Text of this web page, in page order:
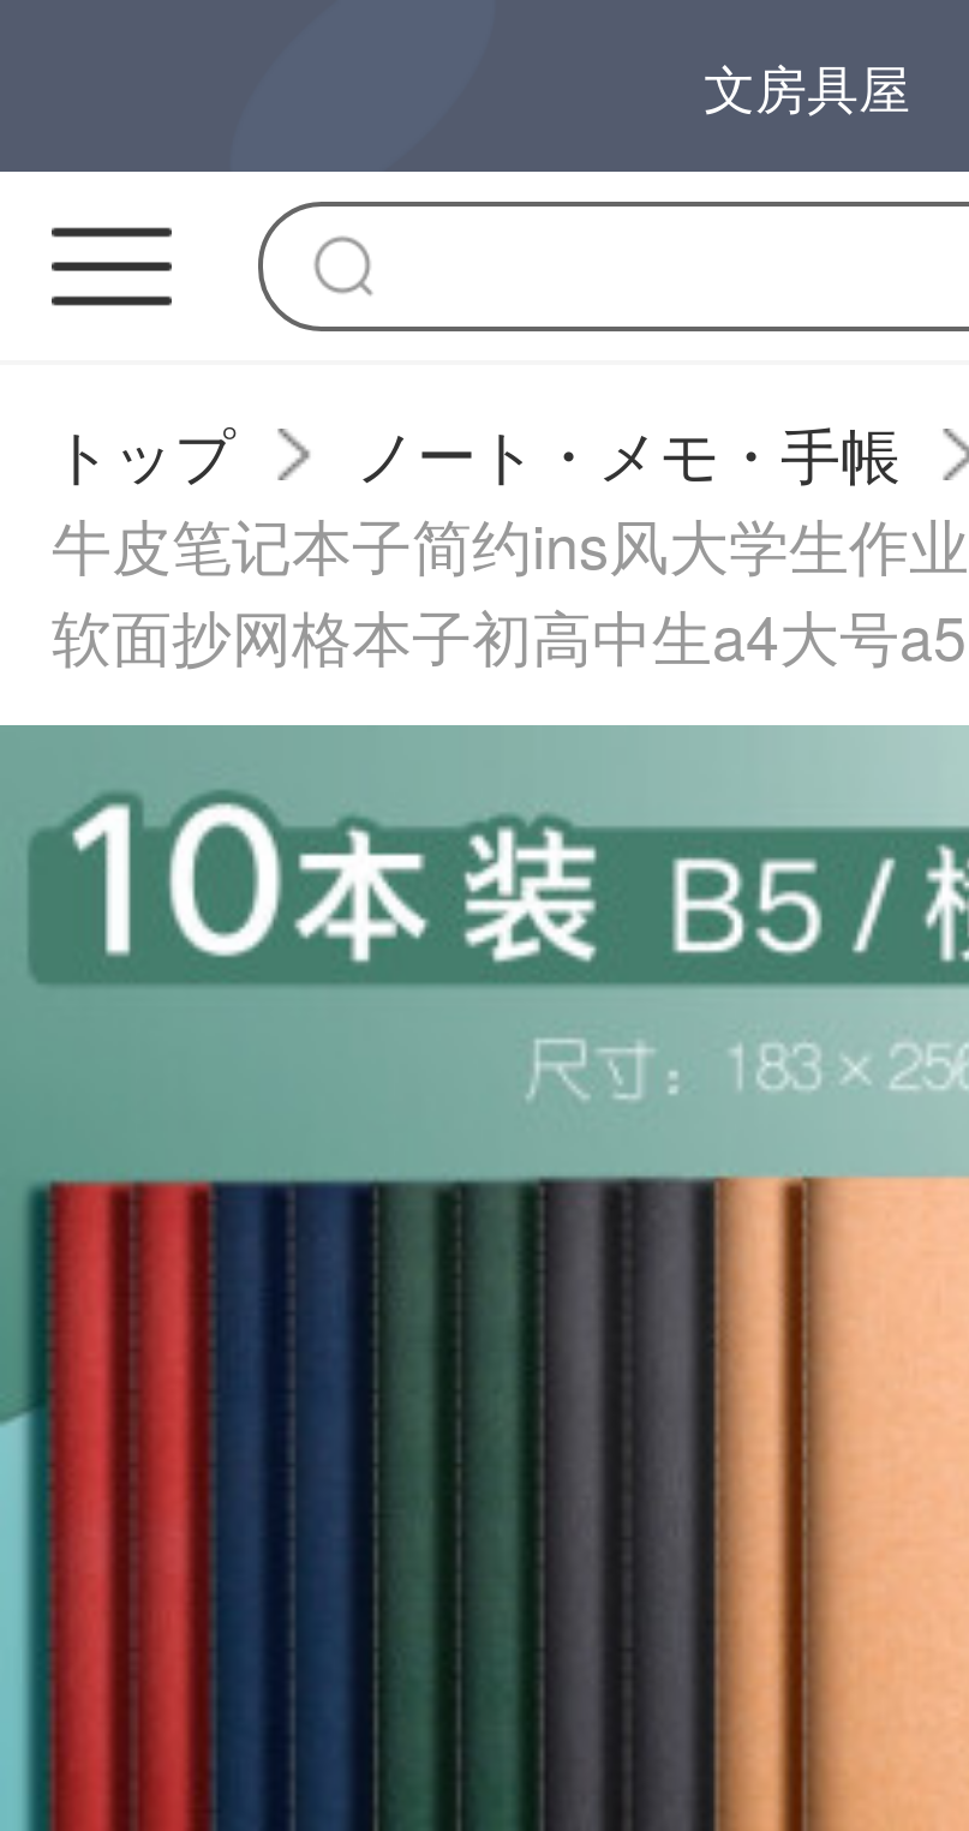
文房具屋
トップ
ノート・メモ・手帳
牛皮笔记本子简约ins风大学生作
软面抄网格本子初高中生a4大号